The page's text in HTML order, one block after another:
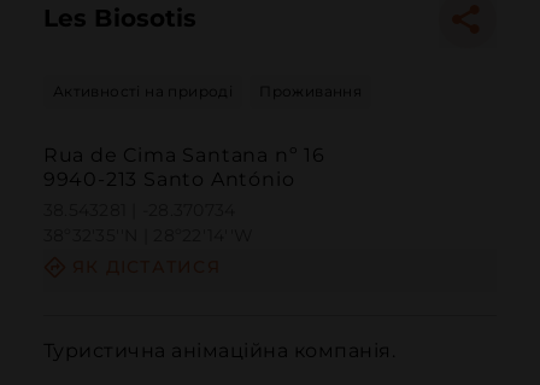
Les Biosotis
Активності на природі Проживання
Rua de Cima Santana nº 16
9940-213 Santo António
Туристична анімаційна компанія.